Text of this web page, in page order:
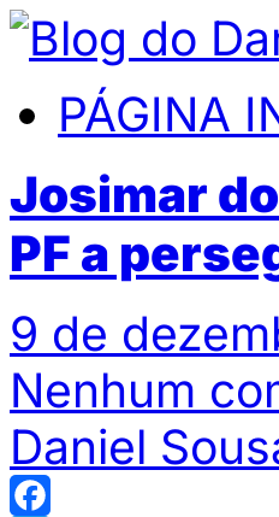
PÁGINA
Josimar
PF a
9 de
Nenhum
Daniel